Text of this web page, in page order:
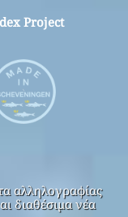
Project
αλληλογραφίας
διαθέσιμα νέα